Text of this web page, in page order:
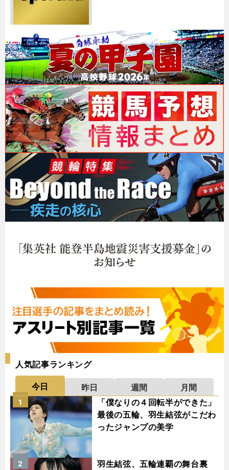
人気記事ランキング
今日 昨日 週間
月間
「僕なりの４回転半ができた」
最後の五輪、羽生結弦がこだわ
ったジャンプの美学
1
羽生結弦、五輪連覇の舞台裏
2